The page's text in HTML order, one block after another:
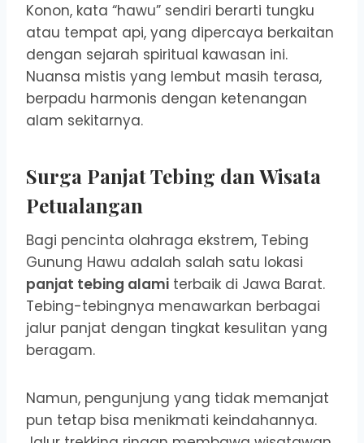
Konon, kata “hawu” sendiri berarti tungku
atau tempat api, yang dipercaya berkaitan
dengan sejarah spiritual kawasan ini.
Nuansa mistis yang lembut masih terasa,
berpadu harmonis dengan ketenangan
alam sekitarnya.
Surga Panjat Tebing dan Wisata
Petualangan
Bagi pencinta olahraga ekstrem, Tebing
Gunung Hawu adalah salah satu lokasi
panjat tebing alami terbaik di Jawa Barat.
Tebing-tebingnya menawarkan berbagai
jalur panjat dengan tingkat kesulitan yang
beragam.
Namun, pengunjung yang tidak memanjat
pun tetap bisa menikmati keindahannya.